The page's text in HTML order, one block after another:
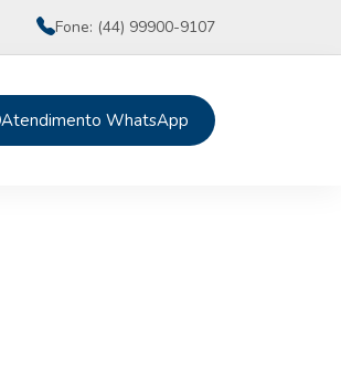
Fone: (44) 99900-9107
Atendimento WhatsApp